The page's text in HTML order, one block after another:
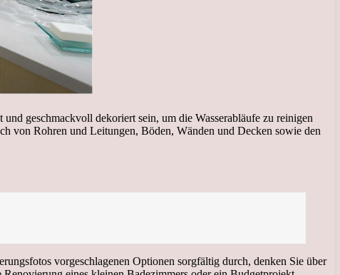
geschmackvoll dekoriert sein, um die Wasserabläufe zu reinigen
von Rohren und Leitungen, Böden, Wänden und Decken sowie den
vorgeschlagenen Optionen sorgfältig durch, denken Sie über